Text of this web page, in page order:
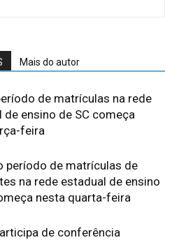
Mais do autor
de matrículas na rede
de ensino de SC começa
feira
período de matrículas de
na rede estadual de ensino
nesta quarta-feira
de conferência